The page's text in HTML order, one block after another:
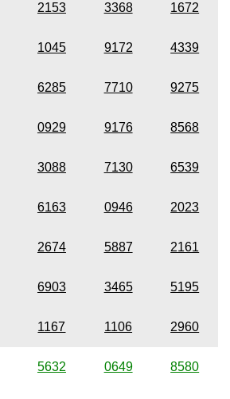
2153 3368 1672
1045 9172 4339
6285 7710 9275
0929 9176 8568
3088 7130 6539
6163 0946 2023
2674 5887 2161
6903 3465 5195
1167 1106 2960
5632 0649 8580